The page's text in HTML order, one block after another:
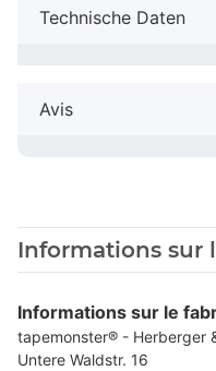
Technische Daten
Avis
Informations sur
Informations sur le
tapemonster® - Herberger
Untere Waldstr. 16